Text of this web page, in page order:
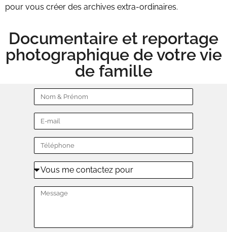
pour vous créer des archives extra-ordinaires.
Documentaire et reportage
photographique de votre vie
de famille